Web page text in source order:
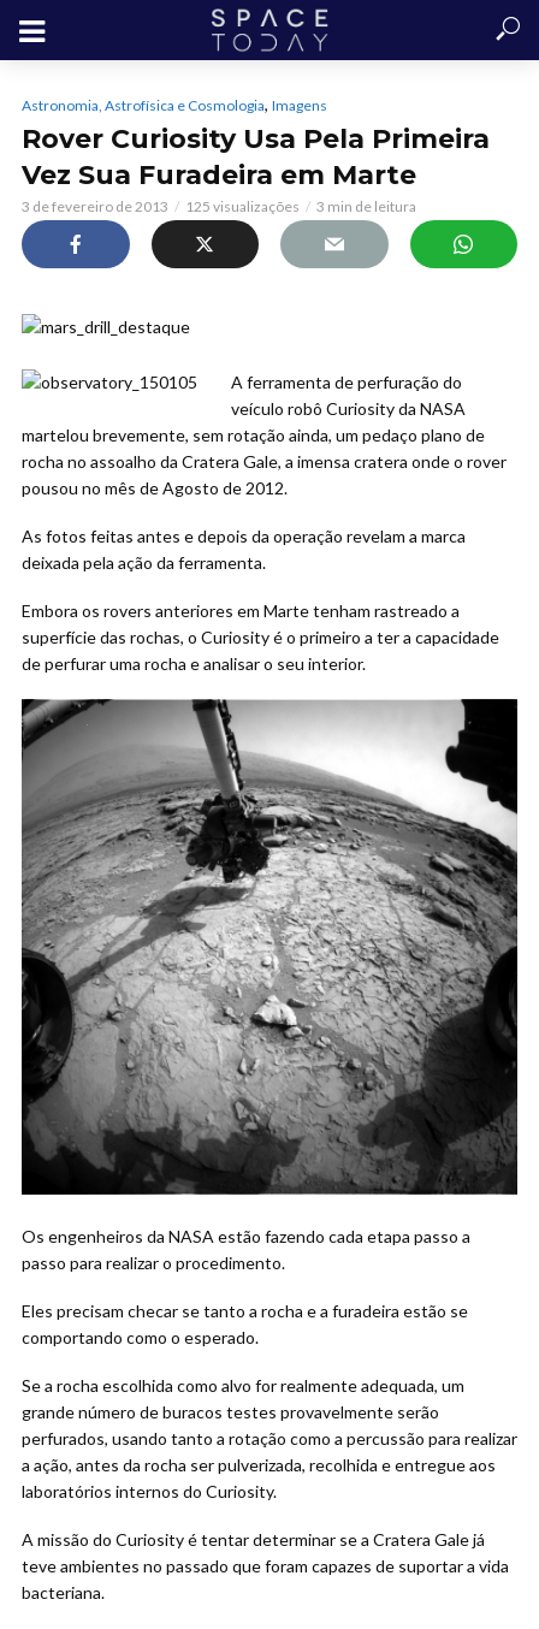
Astronomia, Astrofísica e Cosmologia, Imagens
Rover Curiosity Usa Pela Primeira
Vez Sua Furadeira em Marte
3 de fevereiro de 2013 125 visualizações 3 min de leitura
A ferramenta de perfuração do
veículo robô Curiosity da NASA
martelou brevemente, sem rotação ainda, um pedaço plano de
rocha no assoalho da Cratera Gale, a imensa cratera onde o rover
pousou no mês de Agosto de 2012.
As fotos feitas antes e depois da operação revelam a marca
deixada pela ação da ferramenta.
Embora os rovers anteriores em Marte tenham rastreado a
superfície das rochas, o Curiosity é o primeiro a ter a capacidade
de perfurar uma rocha e analisar o seu interior.
Os engenheiros da NASA estão fazendo cada etapa passo a
passo para realizar o procedimento.
Eles precisam checar se tanto a rocha e a furadeira estão se
comportando como o esperado.
Se a rocha escolhida como alvo for realmente adequada, um
grande número de buracos testes provavelmente serão
perfurados, usando tanto a rotação como a percussão para realizar
a ação, antes da rocha ser pulverizada, recolhida e entregue aos
laboratórios internos do Curiosity.
A missão do Curiosity é tentar determinar se a Cratera Gale já
teve ambientes no passado que foram capazes de suportar a vida
bacteriana.